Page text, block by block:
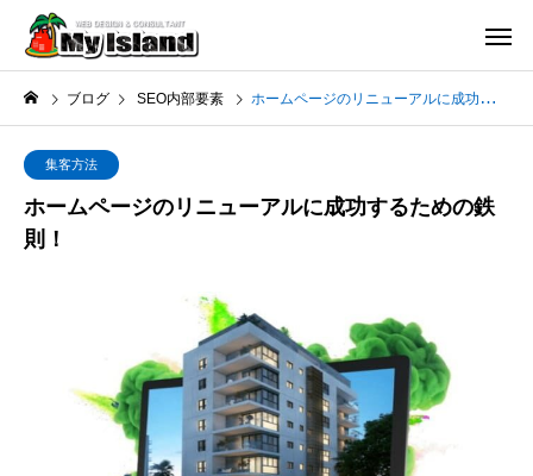
ブログ SEO内部要素 ホームページのリニューアルに成功するための鉄則！
集客方法
ホームページのリニューアルに成功するための鉄
則！